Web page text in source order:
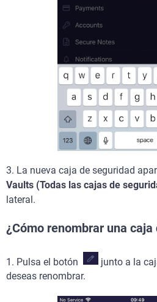
3. La nueva caja de seguridad
Vaults (Todas las cajas de
lateral.
¿Cómo renombrar una
1. Pulsa el botón
junto a la
deseas renombrar.